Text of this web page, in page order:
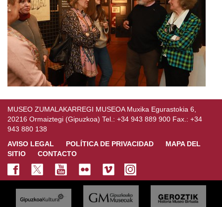
MUSEO ZUMALAKARREGI MUSEOA Muxika Egurastokia 6,
20216 Ormaiztegi (Gipuzkoa) Tel.: +34 943 889 900 Fax.: +34
943 880 138
AVISO LEGAL
POLÍTICA DE PRIVACIDAD
MAPA DEL
SITIO
CONTACTO